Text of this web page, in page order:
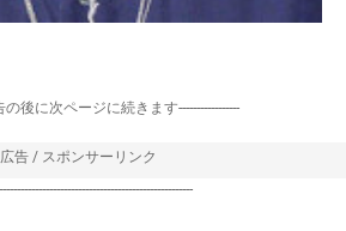
の後に次ページに続きます-----------------
広告 / スポンサーリンク